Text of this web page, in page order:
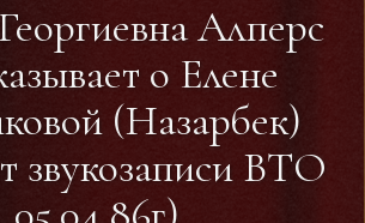
Алперс
о Елене
(Назарбек)
звукозаписи ВТО